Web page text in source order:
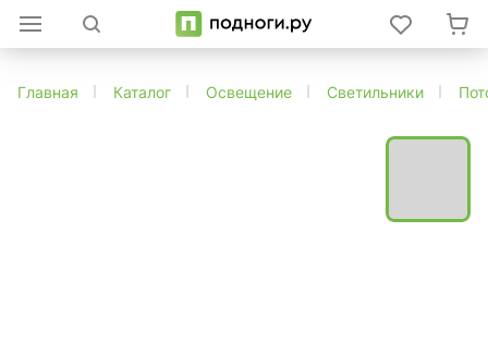
Главная Каталог Освещение Светильники